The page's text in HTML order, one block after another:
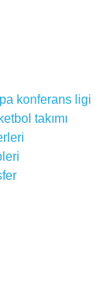
konferans ligi
takımı